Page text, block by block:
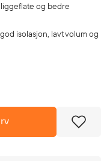
og bedre
isolasjon, lavt volum og